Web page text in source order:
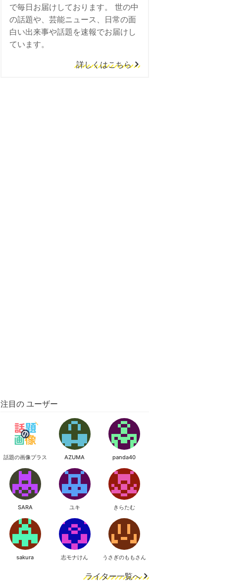
で毎日お届けしております。 世の中
の話題や、芸能ニュース、日常の面
白い出来事や話題を速報でお届けし
ています。
詳しくはこちら
注目の ユーザー
話題の画像プラス AZUMA panda40
SARA ユキ きらたむ
sakura 志モナけん うさぎのももさん
ライター一覧へ